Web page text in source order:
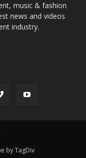
music & fashion
news and videos
industry.
by TagDiv